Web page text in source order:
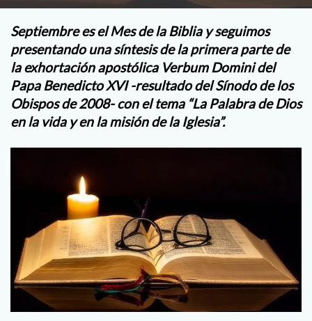
Septiembre es el Mes de la Biblia y seguimos
presentando una síntesis de la primera parte de
la exhortación apostólica Verbum Domini del
Papa Benedicto XVI -resultado del Sínodo de los
Obispos de 2008- con el tema “La Palabra de Dios
en la vida y en la misión de la Iglesia”.